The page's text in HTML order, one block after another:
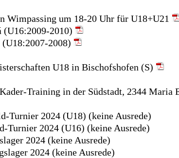
Wimpassing um 18-20 Uhr für U18+U21
(U16:2009-2010)
(U18:2007-2008)
U18 in Bischofshofen (S)
Training in der Südstadt, 2344 Maria
Turnier 2024 (U18) (keine Ausrede)
Turnier 2024 (U16) (keine Ausrede)
2024 (keine Ausrede)
2024 (keine Ausrede)